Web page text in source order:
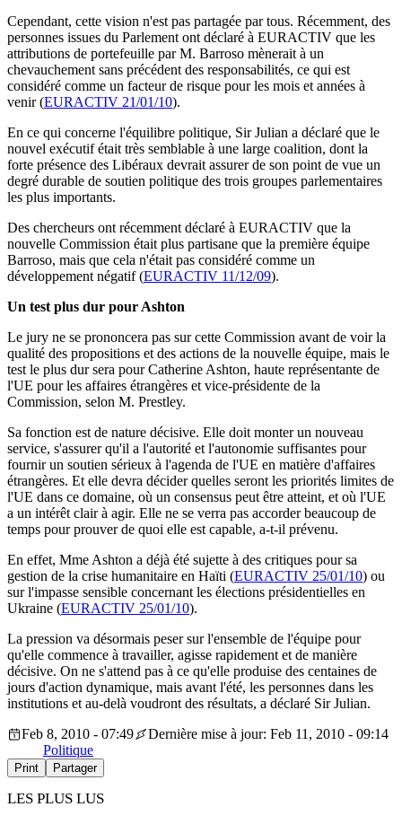
Cependant, cette vision n'est pas partagée par tous. Récemment, des
personnes issues du Parlement ont déclaré à EURACTIV que les
attributions de portefeuille par M. Barroso mènerait à un
chevauchement sans précédent des responsabilités, ce qui est
considéré comme un facteur de risque pour les mois et années à
venir (EURACTIV 21/01/10).
En ce qui concerne l'équilibre politique, Sir Julian a déclaré que le
nouvel exécutif était très semblable à une large coalition, dont la
forte présence des Libéraux devrait assurer de son point de vue un
degré durable de soutien politique des trois groupes parlementaires
les plus importants.
Des chercheurs ont récemment déclaré à EURACTIV que la
nouvelle Commission était plus partisane que la première équipe
Barroso, mais que cela n'était pas considéré comme un
développement négatif (EURACTIV 11/12/09).
Un test plus dur pour Ashton
Le jury ne se prononcera pas sur cette Commission avant de voir la
qualité des propositions et des actions de la nouvelle équipe, mais le
test le plus dur sera pour Catherine Ashton, haute représentante de
l'UE pour les affaires étrangères et vice-présidente de la
Commission, selon M. Prestley.
Sa fonction est de nature décisive. Elle doit monter un nouveau
service, s'assurer qu'il a l'autorité et l'autonomie suffisantes pour
fournir un soutien sérieux à l'agenda de l'UE en matière d'affaires
étrangères. Et elle devra décider quelles seront les priorités limites de
l'UE dans ce domaine, où un consensus peut être atteint, et où l'UE
a un intérêt clair à agir. Elle ne se verra pas accorder beaucoup de
temps pour prouver de quoi elle est capable, a-t-il prévenu.
En effet, Mme Ashton a déjà été sujette à des critiques pour sa
gestion de la crise humanitaire en Haïti (EURACTIV 25/01/10) ou
sur l'impasse sensible concernant les élections présidentielles en
Ukraine (EURACTIV 25/01/10).
La pression va désormais peser sur l'ensemble de l'équipe pour
qu'elle commence à travailler, agisse rapidement et de manière
décisive. On ne s'attend pas à ce qu'elle produise des centaines de
jours d'action dynamique, mais avant l'été, les personnes dans les
institutions et au-delà voudront des résultats, a déclaré Sir Julian.
Feb 8, 2010 - 07:49
Dernière mise à jour: Feb 11, 2010 - 09:14
Politique
Print Partager
LES PLUS LUS